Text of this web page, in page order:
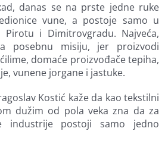
danas se na prste jedne ruke
vune, a postoje samo u
Pirotu i Dimitrovgradu. Najveća,
posebnu misiju, jer proizvodi
domaće proizvođače tepiha,
vunene jorgane i jastuke.
Kostić kaže da kao tekstilni
dužim od pola veka zna da za
industrije postoji samo jedno